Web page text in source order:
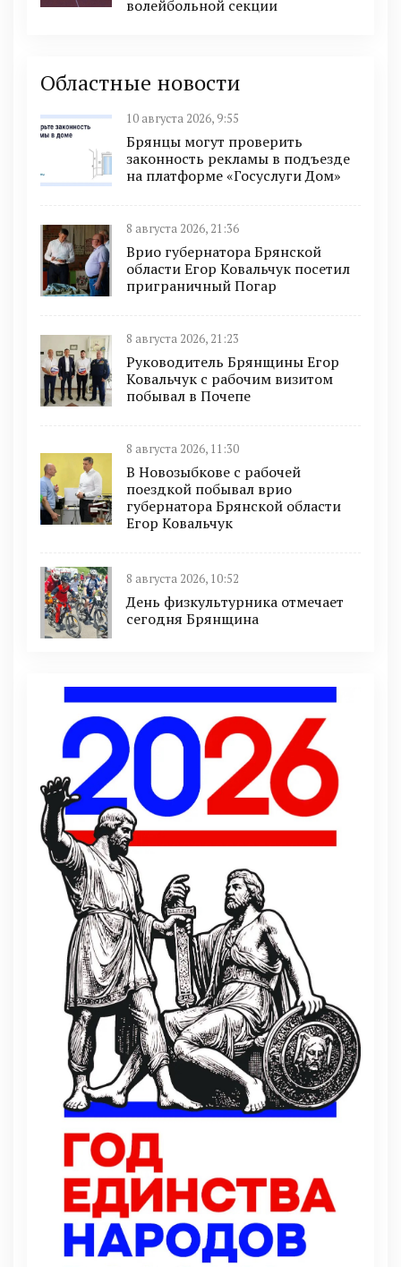
волейбольной секции
Областные новости
10 августа 2026, 9:55
Брянцы могут проверить
законность рекламы в подъезде
на платформе «Госуслуги Дом»
8 августа 2026, 21:36
Врио губернатора Брянской
области Егор Ковальчук посетил
приграничный Погар
8 августа 2026, 21:23
Руководитель Брянщины Егор
Ковальчук с рабочим визитом
побывал в Почепе
8 августа 2026, 11:30
В Новозыбкове с рабочей
поездкой побывал врио
губернатора Брянской области
Егор Ковальчук
8 августа 2026, 10:52
День физкультурника отмечает
сегодня Брянщина